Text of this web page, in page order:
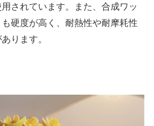
されています。また、合成ワッ
硬度が高く、耐熱性や耐摩耗性
ります。